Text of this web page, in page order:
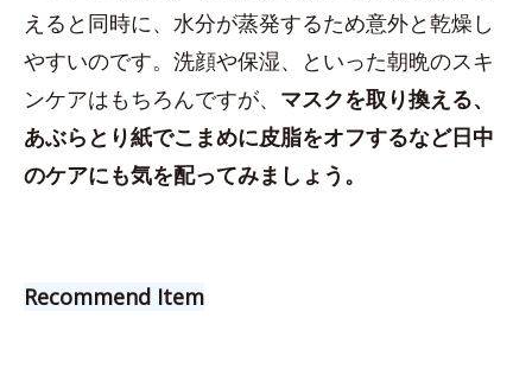
えると同時に、水分が蒸発するため意外と乾燥し
やすいのです。洗顔や保湿、といった朝晩のスキ
ンケアはもちろんですが、 マスクを取り換える、
あぶらとり紙でこまめに皮脂をオフするなど日中
のケアにも気を配ってみましょう。
Recommend Item